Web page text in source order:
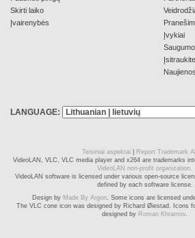
Skirti laiko
Įvairenybės
Įvykiai
Įsitraukite
Naujienos
LANGUAGE:
Teisiniai aspektai
Report Trademark
VideoLAN, VLC, VLC media player and x264 are trademarks
VideoLAN non-profit organization.
VideoLAN software is licensed under various open-source
defined by each software license.
Design by Made By Argon . Some icons are licensed
The VLC cone icon was designed by Richard Øiestad. Icons
designed by Roman Khramov